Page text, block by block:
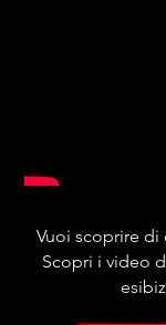
Vuoi scoprire di
Scopri i video